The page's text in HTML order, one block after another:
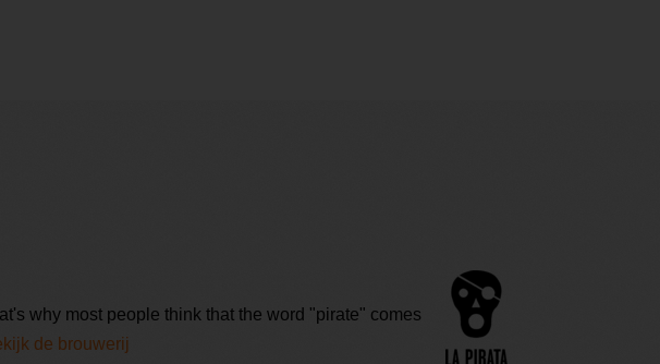
why most people think that the word "pirate" comes
de brouwerij